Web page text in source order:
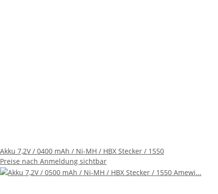
Akku 7,2V / 0400 mAh / Ni-MH / HBX Stecker / 1550
Preise nach Anmeldung sichtbar